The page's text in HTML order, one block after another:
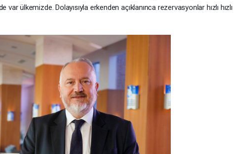
ülkemizde. Dolayısıyla erkenden açıklanınca rezervasyonlar hızlı hızlı